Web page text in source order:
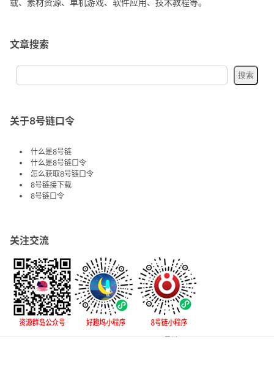
载、素材资源、单机游戏、软件应用、技术教程等。
文章搜索
关于8号链口令
什么是8号链
什么是8号链口令
怎么获取8号链口令
8号链接下载
8号链口令
关注交流